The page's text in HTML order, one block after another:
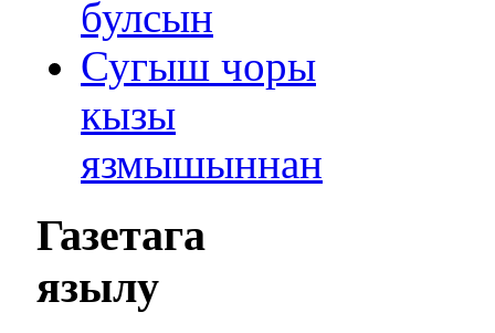
булсын
Сугыш чоры
кызы
язмышыннан
Газетага
язылу